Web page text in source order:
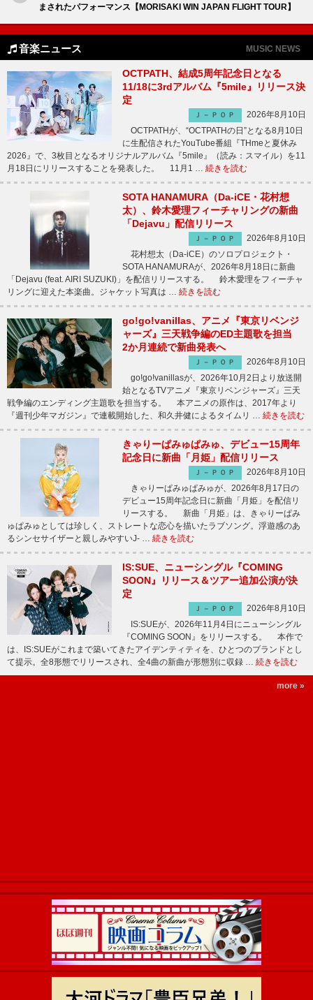
まされたパフォーマンス【MORISAKI WIN JAPAN FLIGHT TOUR】
音楽ニュース MUSIC NEWS
OCTPATH、結成5周年記念日となる
11/18に3rdアルバム『5mile』リリース決
定
Ｊ－ＰＯＰ
2026年8月10日
OCTPATHが、“OCTPATHの日”となる8月10日
に生配信されたYouTube番組『THmeと夏休み
2026』で、3枚目となるオリジナルアルバム『5mile』（読み：スマイル）を11
月18日にリリースすることを発表した。 11月1 … 続きを読む
SOTA HANAMURA（Da-iCE・花村想
太）、鈴木愛理フィーチャリングの新曲
「Dejavu」配信リリース
Ｊ－ＰＯＰ
2026年8月10日
花村想太（Da-iCE）のソロプロジェクト・
SOTA HANAMURAが、2026年8月18日に新曲
「Dejavu (feat. AIRI SUZUKI)」を配信リリースする。 鈴木愛理をフィーチャ
リングに迎えた本楽曲。ジャケット写真は … 続きを読む
go!go!vanillas、アニメ『東京リベンジ
ャーズ』三天戦争編のED主題歌を担当
2か月連続で新曲発表へ
Ｊ－ＰＯＰ
2026年8月10日
go!go!vanillasが、2026年10月2日より放送開
始となるTVアニメ『東京リベンジャーズ』三天
戦争編のエンディング主題歌を担当する。 本アニメの原作は、2017年より
『週刊少年マガジン』で連載開始した、和久井健によるタイムリ … 続きを読む
きゃりーぱみゅぱみゅ、デビュー15周年
記念日に新曲「月姫」配信リリース
Ｊ－ＰＯＰ
2026年8月10日
きゃりーぱみゅぱみゅが、2026年8月17日の
デビュー15周年記念日に新曲「月姫」を配信リ
リースする。 新曲「月姫」は、きゃりーぱみ
ゅぱみゅとしては珍しく、ストレートな恋心を描いたラブソング。浮遊感のあ
るシンセサイザーと親しみやすいJ- … 続きを読む
IS:SUE、ニューシングル『COMING
SOON』リリース＆ツアー追加公演が決
定
Ｊ－ＰＯＰ
2026年8月10日
IS:SUEが、2026年11月4日にニューシングル
『COMING SOON』をリリースする。 本作で
は、IS:SUEがこれまで築いてきたアイデンティティを、ひとつのブランドとし
て提示。全8形態でリリースされ、全4曲の新曲が形態別に収録 … 続きを読む
more »